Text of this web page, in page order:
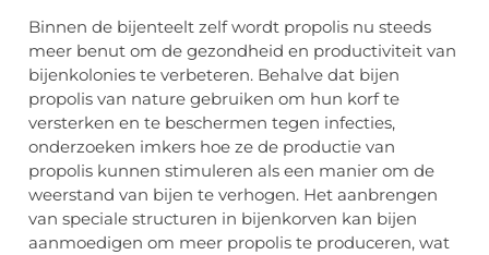
Binnen de bijenteelt zelf wordt propolis nu steeds
meer benut om de gezondheid en productiviteit van
bijenkolonies te verbeteren. Behalve dat bijen
propolis van nature gebruiken om hun korf te
versterken en te beschermen tegen infecties,
onderzoeken imkers hoe ze de productie van
propolis kunnen stimuleren als een manier om de
weerstand van bijen te verhogen. Het aanbrengen
van speciale structuren in bijenkorven kan bijen
aanmoedigen om meer propolis te produceren, wat